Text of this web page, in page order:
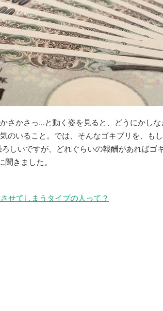
さかさっ...と動く姿を見ると、どうにかしな
のいること。では、そんなゴキブリを、も
しいですが、どれぐらいの報酬があればゴ
きました。
せてしまうタイプの人って？